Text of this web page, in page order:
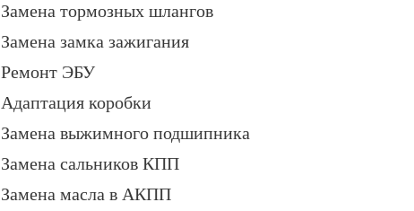
Замена тормозных шлангов
Замена замка зажигания
Ремонт ЭБУ
Адаптация коробки
Замена выжимного подшипника
Замена сальников КПП
Замена масла в АКПП